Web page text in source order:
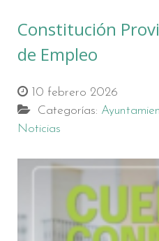
Constitución
de Empleo
10 febrero 2026
Categorías:
Noticias